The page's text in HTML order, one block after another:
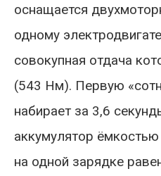
оснащается
одному
совокупная отдача
(543 Нм). Первую
набирает за 3,6
аккумулятор
на одной зарядке